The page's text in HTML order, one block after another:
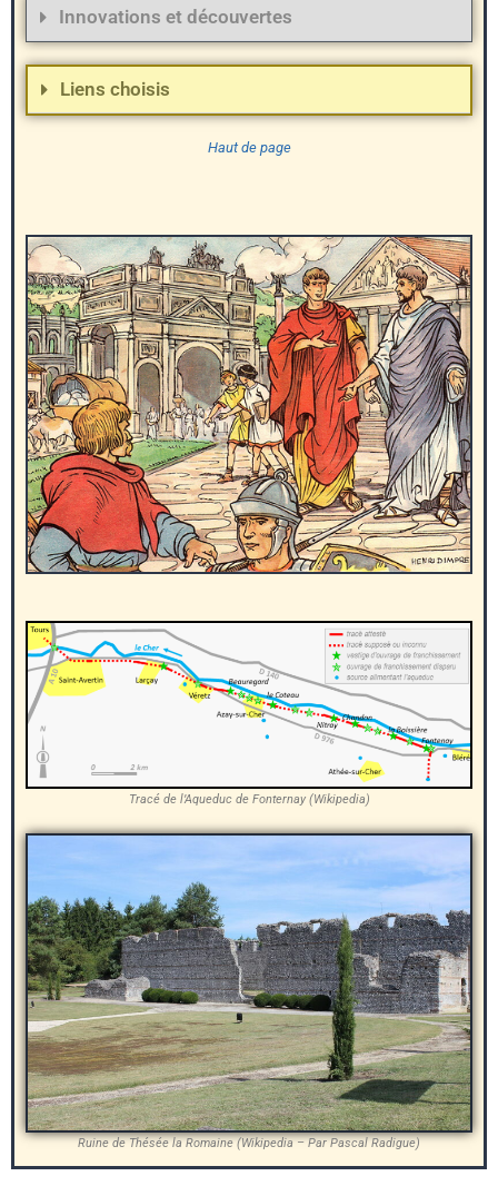
Innovations et découvertes
Liens choisis
Haut de page
Tracé de l’Aqueduc de Fonternay (Wikipedia)
Ruine de Thésée la Romaine (Wikipedia – Par Pascal Radigue)